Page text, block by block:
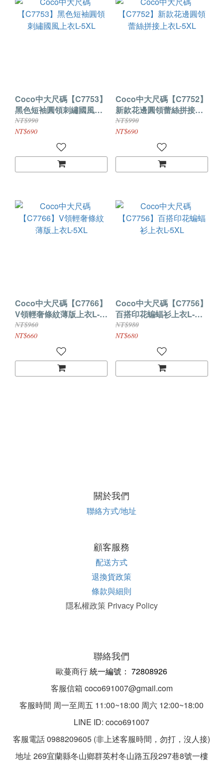
Coco中大尺碼【C7753】
黑​​色短袖圓領刺繡國風上
衣L-5XL
NT$990
NT$690
Coco中大尺碼【C7752】
新款花邊圓領蕾絲拼接上
衣L-5XL
NT$990
NT$690
Coco中大尺碼【C7766】
V領輕奢條紋薄版上衣L-
5XL
NT$960
NT$660
Coco中大尺碼【C7756】
百搭印花蝙蝠衫上衣L-
5XL
NT$980
NT$680
關於我們
聯絡方式/地址
顧客服務
配送方式
退換貨政策
條款與細則
隱私權政策 Privacy Policy
聯絡我們
歐蔓商行統一編號： 72808926
客服信箱 coco691007@gmail.com
客服時間 周一至周五 11:00~18:00 周六 12:00~18:00
LINE ID: coco691007
客服電話 0988209605 (非上述客服時間，勿打，沒人接)
地址 269宜蘭縣冬山鄉群英村冬山路五段297巷8號一樓